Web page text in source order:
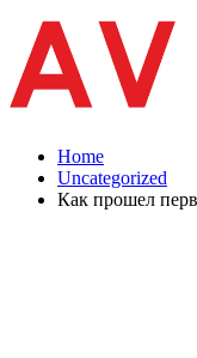
Home
Uncategorized
Как прошел